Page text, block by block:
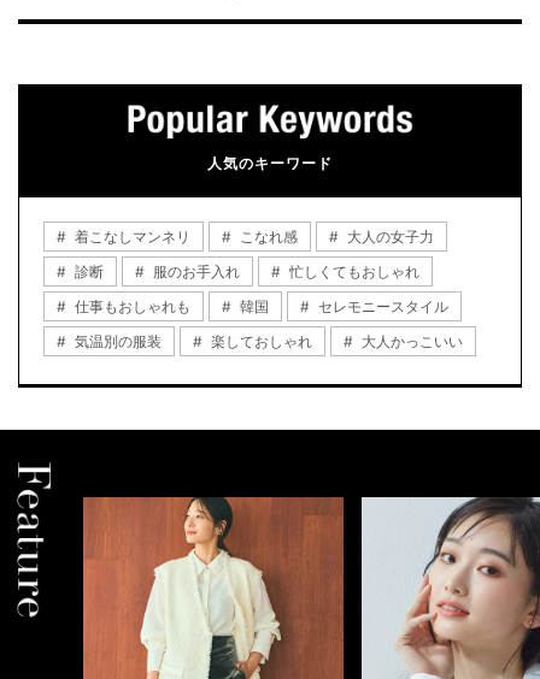
人気のキーワード
着こなしマンネリ こなれ感
大人の女子力
診断
服のお手入れ
忙しくてもおしゃれ
仕事もおしゃれも
韓国
セレモニースタイル
気温別の服装
楽しておしゃれ 大人かっこいい